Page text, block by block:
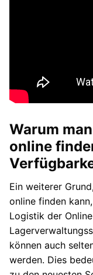
Warum
online
Ein weiterer
online finden
Logistik der
können auch
werden. Dies